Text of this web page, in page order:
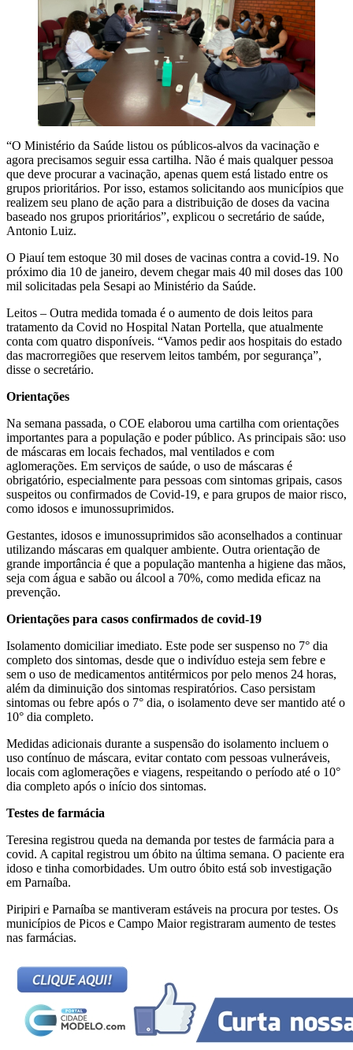
“O Ministério da Saúde listou os públicos-alvos da vacinação e
agora precisamos seguir essa cartilha. Não é mais qualquer pessoa
que deve procurar a vacinação, apenas quem está listado entre os
grupos prioritários. Por isso, estamos solicitando aos municípios que
realizem seu plano de ação para a distribuição de doses da vacina
baseado nos grupos prioritários”, explicou o secretário de saúde,
Antonio Luiz.
O Piauí tem estoque 30 mil doses de vacinas contra a covid-19. No
próximo dia 10 de janeiro, devem chegar mais 40 mil doses das 100
mil solicitadas pela Sesapi ao Ministério da Saúde.
Leitos – Outra medida tomada é o aumento de dois leitos para
tratamento da Covid no Hospital Natan Portella, que atualmente
conta com quatro disponíveis. “Vamos pedir aos hospitais do estado
das macrorregiões que reservem leitos também, por segurança”,
disse o secretário.
Orientações
Na semana passada, o COE elaborou uma cartilha com orientações
importantes para a população e poder público. As principais são: uso
de máscaras em locais fechados, mal ventilados e com
aglomerações. Em serviços de saúde, o uso de máscaras é
obrigatório, especialmente para pessoas com sintomas gripais, casos
suspeitos ou confirmados de Covid-19, e para grupos de maior risco,
como idosos e imunossuprimidos.
Gestantes, idosos e imunossuprimidos são aconselhados a continuar
utilizando máscaras em qualquer ambiente. Outra orientação de
grande importância é que a população mantenha a higiene das mãos,
seja com água e sabão ou álcool a 70%, como medida eficaz na
prevenção.
Orientações para casos confirmados de covid-19
Isolamento domiciliar imediato. Este pode ser suspenso no 7° dia
completo dos sintomas, desde que o indivíduo esteja sem febre e
sem o uso de medicamentos antitérmicos por pelo menos 24 horas,
além da diminuição dos sintomas respiratórios. Caso persistam
sintomas ou febre após o 7° dia, o isolamento deve ser mantido até o
10° dia completo.
Medidas adicionais durante a suspensão do isolamento incluem o
uso contínuo de máscara, evitar contato com pessoas vulneráveis,
locais com aglomerações e viagens, respeitando o período até o 10°
dia completo após o início dos sintomas.
Testes de farmácia
Teresina registrou queda na demanda por testes de farmácia para a
covid. A capital registrou um óbito na última semana. O paciente era
idoso e tinha comorbidades. Um outro óbito está sob investigação
em Parnaíba.
Piripiri e Parnaíba se mantiveram estáveis na procura por testes. Os
municípios de Picos e Campo Maior registraram aumento de testes
nas farmácias.